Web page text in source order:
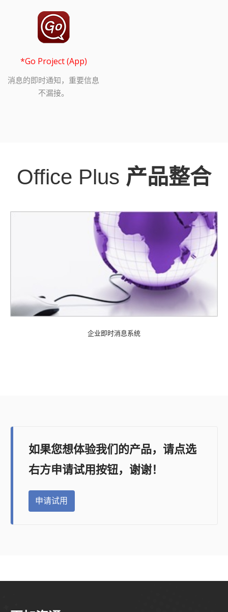
*Go Project (App)
消息的即时通知，重要信息
不漏接。
Office Plus 产品整合
企业即时消息系统
如果您想体验我们的产品，请点选
右方申请试用按钮，谢谢！
申请试用